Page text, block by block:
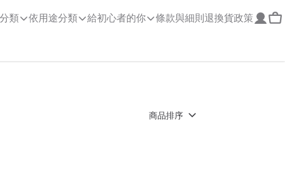
類 依用途分類 給初心者的你 條款與細則 退換貨政策
商品排序